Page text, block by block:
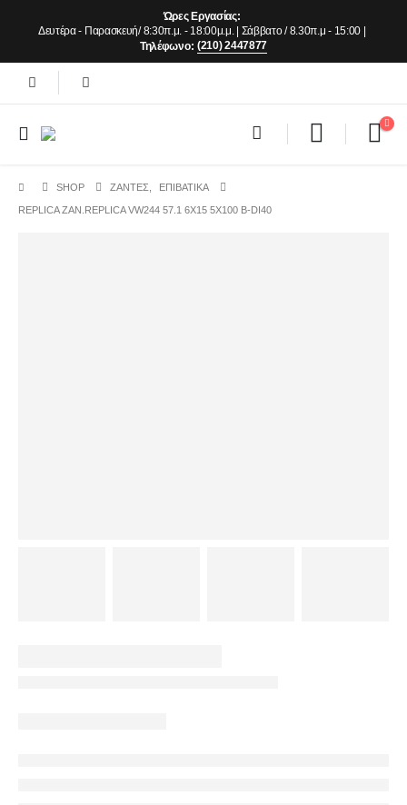
Ώρες Εργασίας:
Δευτέρα - Παρασκευή/ 8:30π.μ. - 18:00μ.μ. | Σάββατο / 8.30π.μ - 15:00 |
Τηλέφωνο: (210) 2447877
SHOP ΖΆΝΤΕΣ ΕΠΙΒΑΤΙΚΑ
REPLICA ZAN.REPLICA VW244 57.1 6X15 5X100 B-DI40